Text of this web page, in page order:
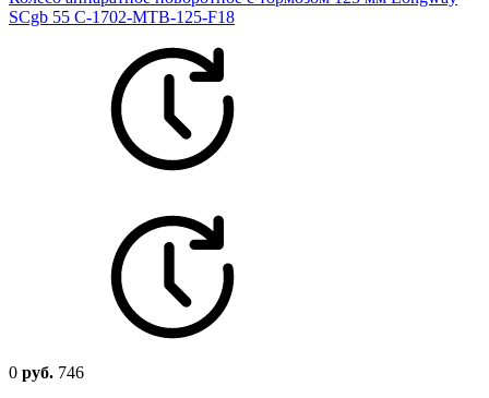
SCgb 55 C-1702-MTB-125-F18
0 руб. 746